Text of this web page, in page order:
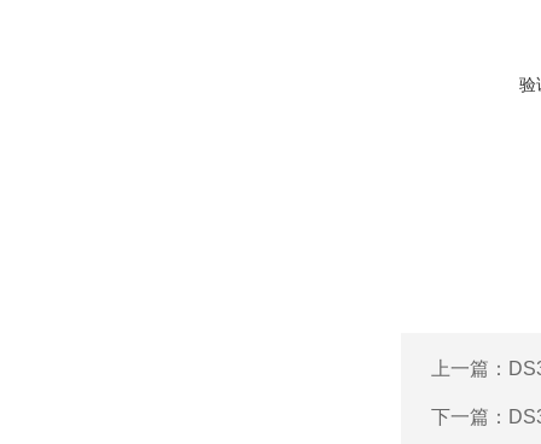
验
上一篇：
下一篇：